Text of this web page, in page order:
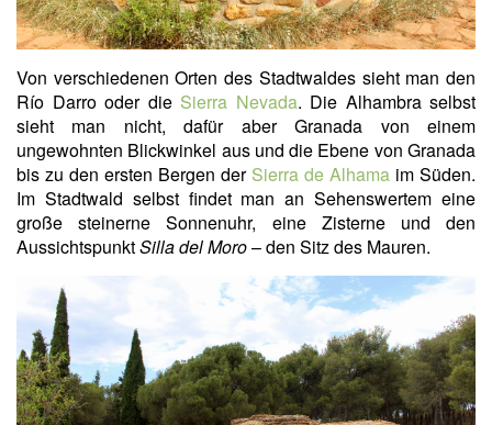
Von verschiedenen Orten des Stadtwaldes sieht man den
Río Darro oder die Sierra Nevada. Die Alhambra selbst
sieht man nicht, dafür aber Granada von einem
ungewohnten Blickwinkel aus und die Ebene von Granada
bis zu den ersten Bergen der Sierra de Alhama im Süden.
Im Stadtwald selbst findet man an Sehenswertem eine
große steinerne Sonnenuhr, eine Zisterne und den
AussichtspunktSilla del Moro– den Sitz des Mauren.